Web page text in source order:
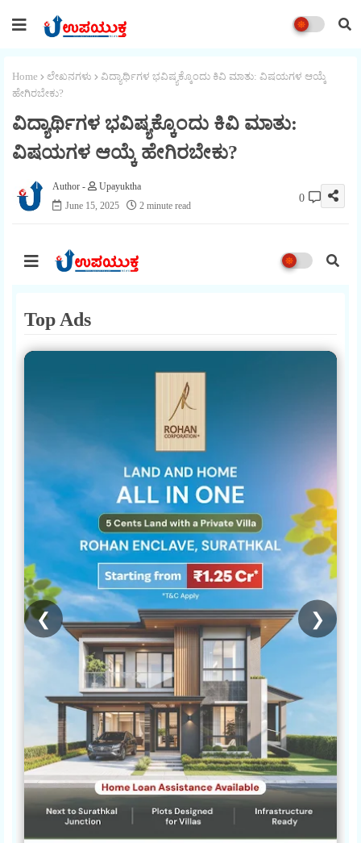
Home ಲೇಖನಗಳು
ವಿದ್ಯಾರ್ಥಿಗಳ ಭವಿಷ್ಯಕ್ಕೊಂದು ಕಿವಿ ಮಾತು: ವಿಷಯಗಳ ಆಯ್ಕೆ
ಹೇಗಿರಬೇಕು?
ವಿದ್ಯಾರ್ಥಿಗಳ ಭವಿಷ್ಯಕ್ಕೊಂದು ಕಿವಿ ಮಾತು:
ವಿಷಯಗಳ ಆಯ್ಕೆ ಹೇಗಿರಬೇಕು?
Upayuktha
June 15, 2025
2 minute read
0